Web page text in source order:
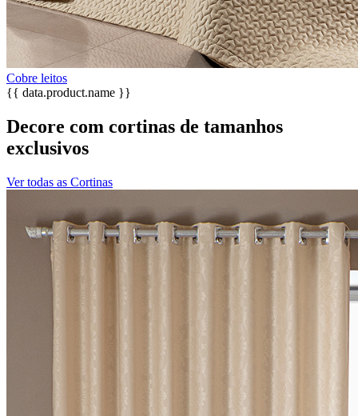
Cobre leitos
{{ data.product.name }}
Decore com cortinas de tamanhos
exclusivos
Ver todas as Cortinas